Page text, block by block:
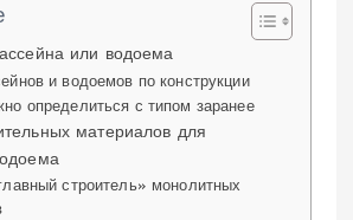
или водоема
и водоемов по конструкции
определиться с типом заранее
материалов для
строитель» монолитных